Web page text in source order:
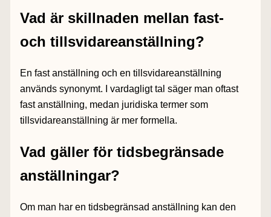
Vad är skillnaden mellan fast-
och tillsvidareanställning?
En fast anställning och en tillsvidareanställning
används synonymt. I vardagligt tal säger man oftast
fast anställning, medan juridiska termer som
tillsvidareanställning är mer formella.
Vad gäller för tidsbegränsade
anställningar?
Om man har en tidsbegränsad anställning kan den